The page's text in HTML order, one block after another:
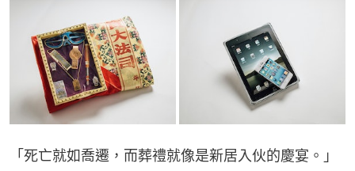
「死亡就如喬遷，而葬禮就像是新居入伙的慶宴。」